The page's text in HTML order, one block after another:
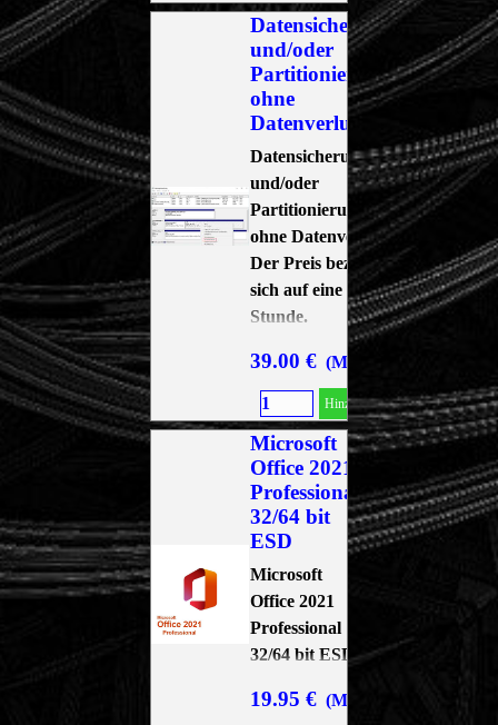
Datensicherung
und/oder
Partitionierung
ohne
Datenverlust
Datensicherung
und/oder
Partitionierung
ohne Datenverlust
Der Preis bezieht
sich auf eine
Stunde.
39.00 € (MwSt. 19 % Inkl.)
Hinzufügen
Microsoft
Office 2021
Professional
32/64 bit
ESD
Microsoft
Office 2021
Professional
32/64 bit ESD
19.95 € (MwSt. 19 % Inkl.)